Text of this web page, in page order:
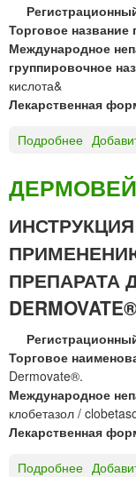
Торговое название
Международное
группировочное
кислота&
Лекарственная
Подробнее
П
О
С
Л
И
®
Л
С
Ь
О
ПРЕПАРАТА
DERMOVATE®
Торговое
Dermovate®.
Международное
клобетазол /
Лекарственная
Подробнее